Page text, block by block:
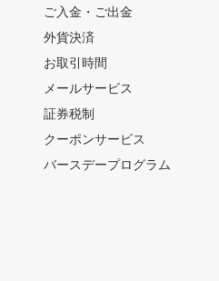
ご入金・ご出金
外貨決済
お取引時間
メールサービス
証券税制
クーポンサービス
バースデープログラム